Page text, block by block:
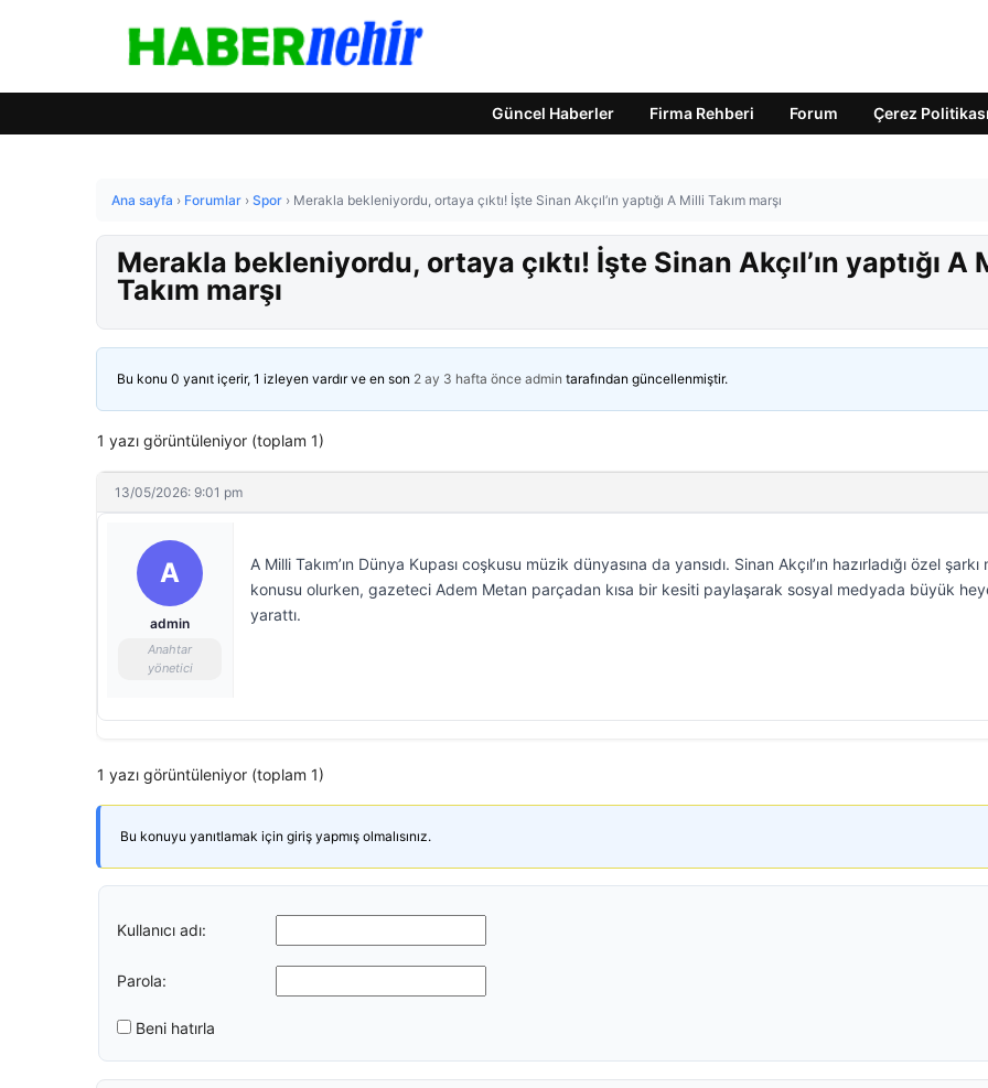
Güncel Haberler Firma Rehberi Forum Çerez Politikası
Ana sayfa › Forumlar › Spor › Merakla bekleniyordu, ortaya çıktı! İşte Sinan Akçıl’ın yaptığı A Milli Takım marşı
Merakla bekleniyordu, ortaya çıktı! İşte Sinan Akçıl’ın yaptığı A
Takım marşı
Bu konu 0 yanıt içerir, 1 izleyen vardır ve en son 2 ay 3 hafta önce admin tarafından güncellenmiştir.
1 yazı görüntüleniyor (toplam 1)
13/05/2026: 9:01 pm
A
admin
Anahtar
yönetici
A Milli Takım’ın Dünya Kupası coşkusu müzik dünyasına da yansıdı. Sinan Akçıl’ın hazırladığı özel şarkı
konusu olurken, gazeteci Adem Metan parçadan kısa bir kesiti paylaşarak sosyal medyada büyük
yarattı.
1 yazı görüntüleniyor (toplam 1)
Bu konuyu yanıtlamak için giriş yapmış olmalısınız.
Kullanıcı adı:
Parola:
Beni hatırla